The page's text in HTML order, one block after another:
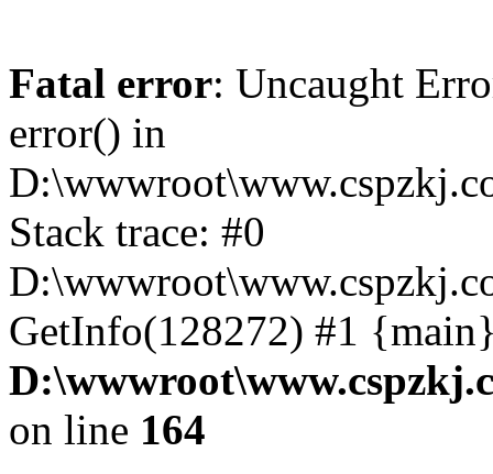
Fatal error: Uncaught
error() in
Stack trace: #0
GetInfo(128272) #1
on line 164